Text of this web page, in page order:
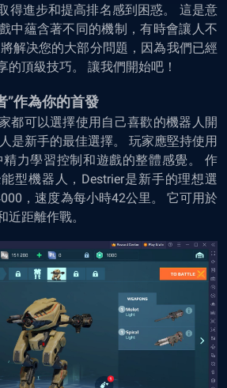
得進步和提高排名感到困惑。 這是意
中蘊含著不同的機制，有時會讓人不
解决您的大部分問題，因為我們已經
的頂級技巧。 讓我們開始吧！
”作為你的首發
都可以選擇使用自己喜歡的機器人開
是新手的最佳選擇。 玩家應堅持使用
精力學習控制和遊戲的整體感覺。 作
型機器人，Destrier是新手的理想選
，速度為每小時42公里。 它可用於
距離作戰。